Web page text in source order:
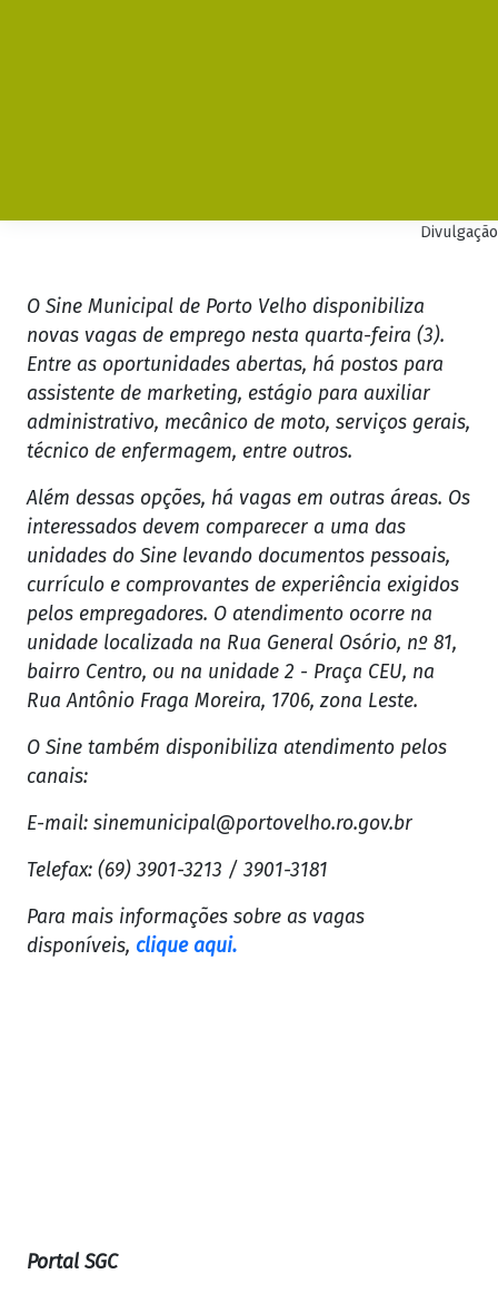
Divulgação
O Sine Municipal de Porto Velho disponibiliza
novas vagas de emprego nesta quarta-feira (3).
Entre as oportunidades abertas, há postos para
assistente de marketing, estágio para auxiliar
administrativo, mecânico de moto, serviços gerais,
técnico de enfermagem, entre outros.
Além dessas opções, há vagas em outras áreas. Os
interessados devem comparecer a uma das
unidades do Sine levando documentos pessoais,
currículo e comprovantes de experiência exigidos
pelos empregadores. O atendimento ocorre na
unidade localizada na Rua General Osório, nº 81,
bairro Centro, ou na unidade 2 - Praça CEU, na
Rua Antônio Fraga Moreira, 1706, zona Leste.
O Sine também disponibiliza atendimento pelos
canais:
E-mail: sinemunicipal@portovelho.ro.gov.br
Telefax: (69) 3901-3213 / 3901-3181
Para mais informações sobre as vagas
disponíveis, clique aqui.
Portal SGC